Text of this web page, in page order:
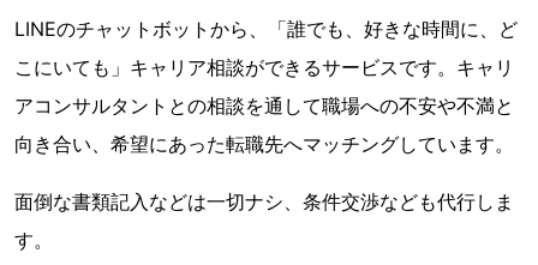
LINEのチャットボットから、「誰でも、好きな時間に、ど
こにいても」キャリア相談ができるサービスです。キャリ
アコンサルタントとの相談を通して職場への不安や不満と
向き合い、希望にあった転職先へマッチングしています。
面倒な書類記入などは一切ナシ、条件交渉なども代行しま
す。